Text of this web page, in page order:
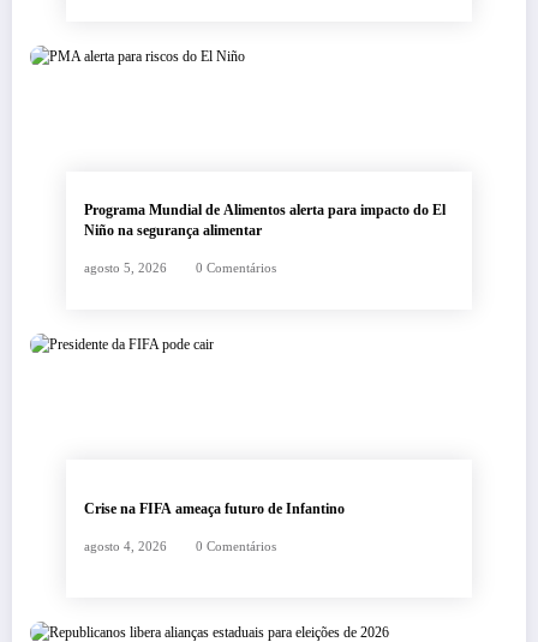
Programa Mundial de Alimentos alerta para impacto do El
Niño na segurança alimentar
agosto 5, 2026 0 Comentários
Crise na FIFA ameaça futuro de Infantino
agosto 4, 2026 0 Comentários